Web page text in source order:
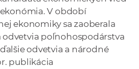
S
V období
ekonomiky sa zaoberala
odvetvia poľnohospodárstva
odvetvia a národné
publikácia